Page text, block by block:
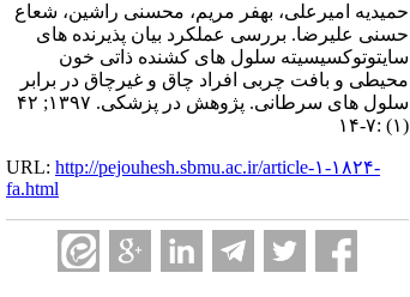
حمیدیه امیرعلی، بهفر مریم، محسنی راشین، شعاع
حسنی علیرضا. بررسی عملکرد بیان پذیرنده های
سایتوتوکسیسیته سلول های کشنده ذاتی خون
محیطی و بافت چربی افراد چاق و غیرچاق در برابر
سلول های سرطانی. پژوهش در پزشکی. ۱۳۹۷; ۴۲
(۱) :۷-۱۴
URL: http://pejouhesh.sbmu.ac.ir/article-۱-۱۸۲۴-
fa.html